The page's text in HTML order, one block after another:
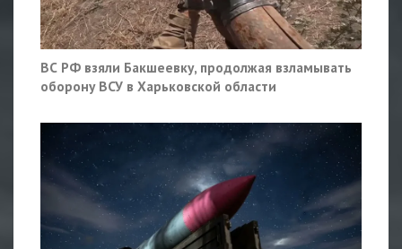
ВС РФ взяли Бакшеевку, продолжая взламывать
оборону ВСУ в Харьковской области